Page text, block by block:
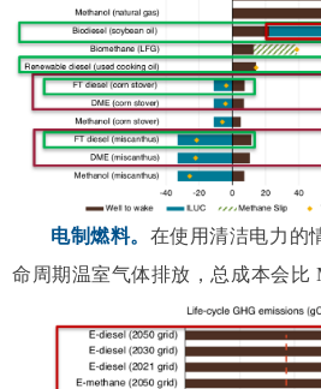
电制燃料。 在使用清洁电力的
命周期温室气体排放，总成本会比